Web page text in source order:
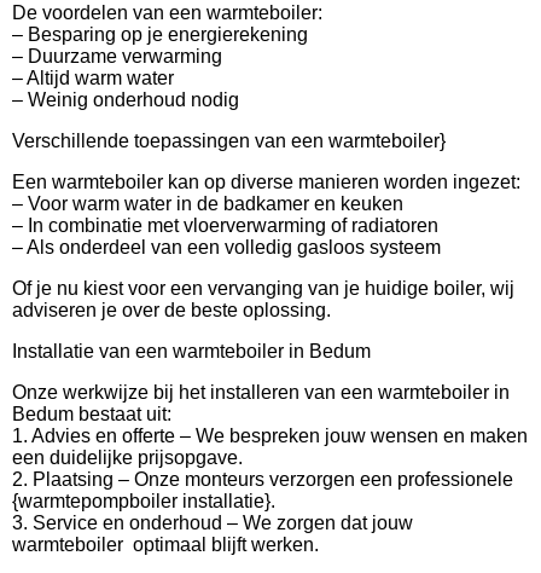
De voordelen van een warmteboiler:
– Besparing op je energierekening
– Duurzame verwarming
– Altijd warm water
– Weinig onderhoud nodig
Verschillende toepassingen van een warmteboiler}
Een warmteboiler kan op diverse manieren worden ingezet:
– Voor warm water in de badkamer en keuken
– In combinatie met vloerverwarming of radiatoren
– Als onderdeel van een volledig gasloos systeem
Of je nu kiest voor een vervanging van je huidige boiler, wij
adviseren je over de beste oplossing.
Installatie van een warmteboiler in Bedum
Onze werkwijze bij het installeren van een warmteboiler in
Bedum bestaat uit:
1. Advies en offerte – We bespreken jouw wensen en maken
een duidelijke prijsopgave.
2. Plaatsing – Onze monteurs verzorgen een professionele
{warmtepompboiler installatie}.
3. Service en onderhoud – We zorgen dat jouw
warmteboiler optimaal blijft werken.